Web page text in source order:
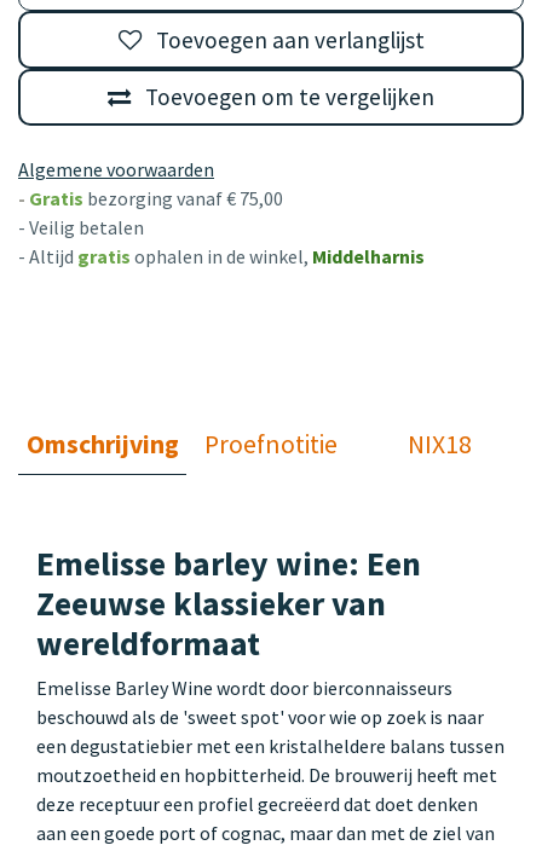
Toevoegen om te vergelijken
Toevoegen aan verlanglijst
Algemene voorwaarden
- Gratis bezorging vanaf € 75,00
- Veilig betalen
- Altijd gratis ophalen in de winkel, Middelharnis
Omschrijving Proefnotitie NIX18
Emelisse barley wine: Een
Zeeuwse klassieker van
wereldformaat
Emelisse Barley Wine wordt door bierconnaisseurs
beschouwd als de 'sweet spot' voor wie op zoek is naar
een degustatiebier met een kristalheldere balans tussen
moutzoetheid en hopbitterheid. De brouwerij heeft met
deze receptuur een profiel gecreëerd dat doet denken
aan een goede port of cognac, maar dan met de ziel van